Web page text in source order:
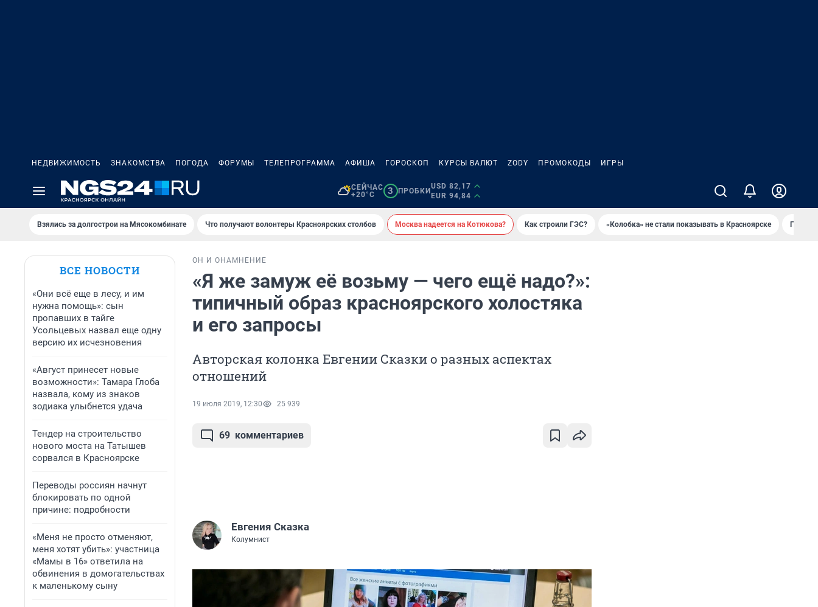
НЕДВИЖИМОСТЬ ЗНАКОМСТВА ПОГОДА ФОРУМЫ ТЕЛЕПРОГРАММА АФИША ГОРОСКОП КУРСЫ ВАЛЮТ ZODY ПРОМОКОДЫ ИГРЫ
СЕЙЧАС
+20°C
3 ПРОБКИ
USD 82,17
EUR 94,84
Взялись за долгострои на Мясокомбинате Что получают волонтеры Красноярских столбов Москва надеется на Котюкова? Как строили ГЭС? «Колобка» не стали показывать в Красноярске Гриль-
ВСЕ НОВОСТИ
«Они всё еще в лесу, и им
нужна помощь»: сын
пропавших в тайге
Усольцевых назвал еще одну
версию их исчезновения
«Август принесет новые
возможности»: Тамара Глоба
назвала, кому из знаков
зодиака улыбнется удача
Тендер на строительство
нового моста на Татышев
сорвался в Красноярске
Переводы россиян начнут
блокировать по одной
причине: подробности
«Меня не просто отменяют,
меня хотят убить»: участница
«Мамы в 16» ответила на
обвинения в домогательствах
к маленькому сыну
ОН И ОНА МНЕНИЕ
«Я же замуж её возьму — чего ещё надо?»:
типичный образ красноярского холостяка
и его запросы
Авторская колонка Евгении Сказки о разных аспектах
отношений
19 июля 2019, 12:30 25 939
69 комментариев
Евгения Сказка
Колумнист